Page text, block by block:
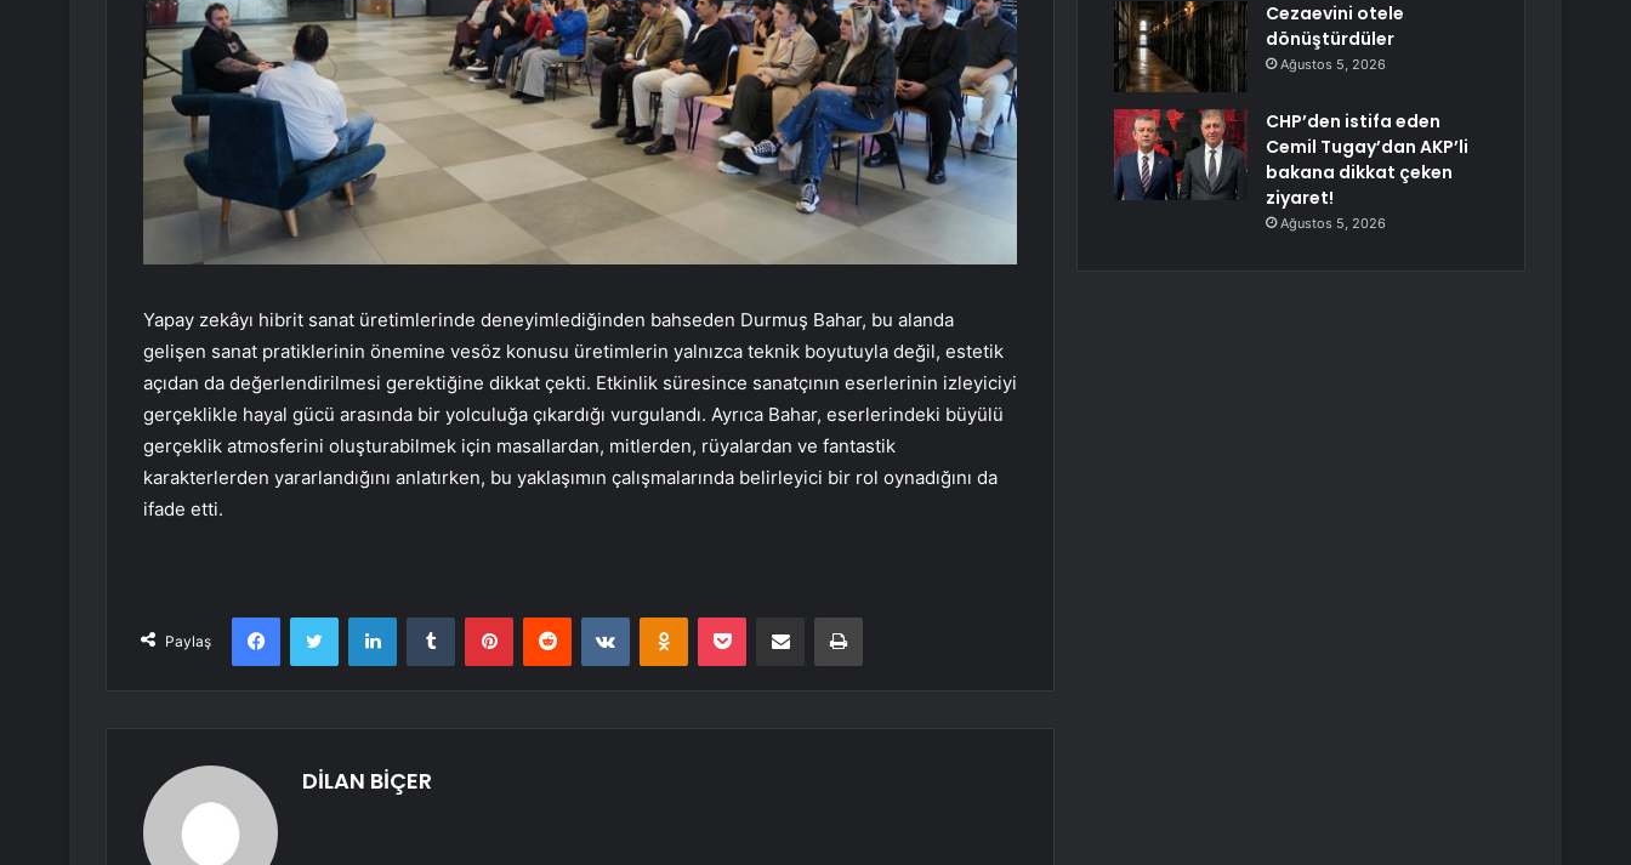
Yapay zekâyı hibrit sanat üretimlerinde deneyimlediğinden bahseden Durmuş Bahar, bu alanda
gelişen sanat pratiklerinin önemine vesöz konusu üretimlerin yalnızca teknik boyutuyla değil, estetik
açıdan da değerlendirilmesi gerektiğine dikkat çekti. Etkinlik süresince sanatçının eserlerinin izleyiciyi
gerçeklikle hayal gücü arasında bir yolculuğa çıkardığı vurgulandı. Ayrıca Bahar, eserlerindeki büyülü
gerçeklik atmosferini oluşturabilmek için masallardan, mitlerden, rüyalardan ve fantastik
karakterlerden yararlandığını anlatırken, bu yaklaşımın çalışmalarında belirleyici bir rol oynadığını da
ifade etti.
Paylaş
FacebookTwitter LinkedInTumblr PinterestReddit VKontakteOdnoklassniki
Pocket E-Posta ile paylaş Yazdır
DİLAN BİÇER
Cezaevini otele
dönüştürdüler
Ağustos 5, 2026
CHP’den istifa eden
Cemil Tugay’dan AKP’li
bakana dikkat çeken
ziyaret!
Ağustos 5, 2026